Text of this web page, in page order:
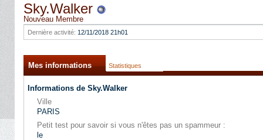
Sky.Walker
Nouveau Membre
Dernière activité: 12/11/2018 21h01
Mes informations Statistiques
Informations de Sky.Walker
Ville
PARIS
Petit test pour savoir si vous n'êtes pas un spammeur :
le